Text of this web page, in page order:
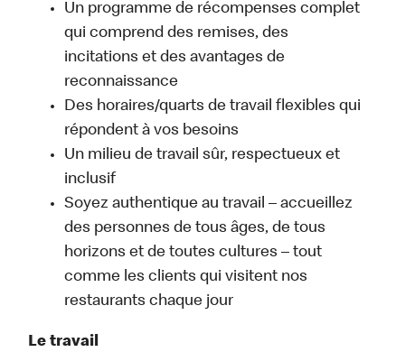
Un programme de récompenses complet
qui comprend des remises, des
incitations et des avantages de
reconnaissance
Des horaires/quarts de travail flexibles qui
répondent à vos besoins
Un milieu de travail sûr, respectueux et
inclusif
Soyez authentique au travail – accueillez
des personnes de tous âges, de tous
horizons et de toutes cultures – tout
comme les clients qui visitent nos
restaurants chaque jour
Le travail